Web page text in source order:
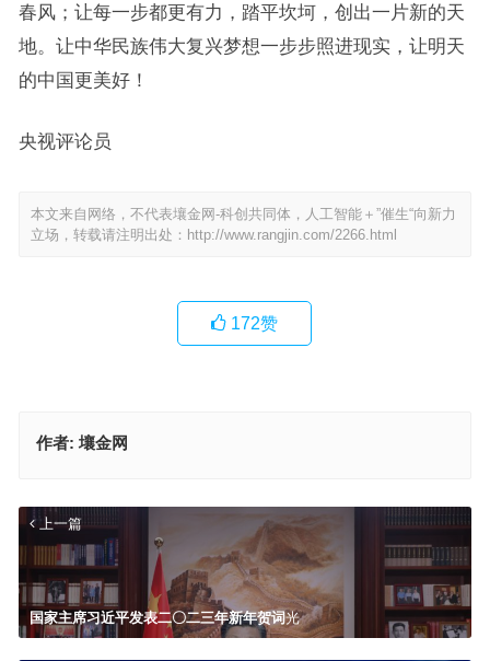
春风；让每一步都更有力，踏平坎坷，创出一片新的天
地。让中华民族伟大复兴梦想一步步照进现实，让明天
的中国更美好！
央视评论员
本文来自网络，不代表壤金网-科创共同体，人工智能＋”催生“向新力
立场，转载请注明出处： http://www.rangjin.com/2266.html
172赞
作者: 壤金网
上一篇
国家主席习近平发表二〇二三年新年贺词光